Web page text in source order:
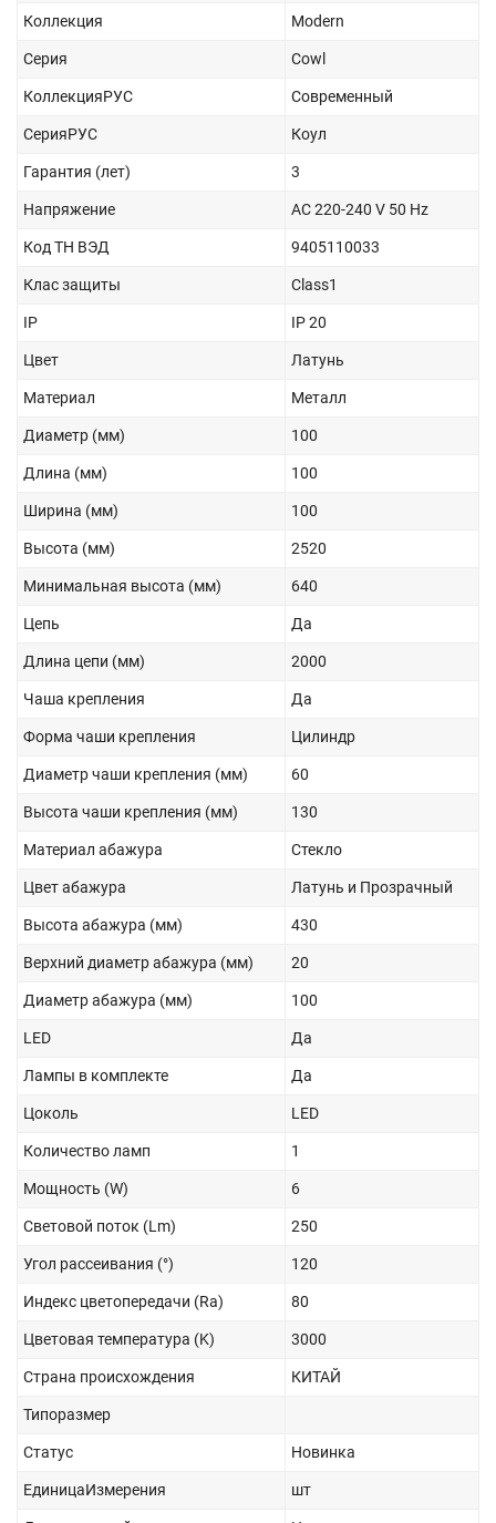
Коллекция Modern
Серия Cowl
КоллекцияРУС Современный
СерияРУС Коул
Гарантия (лет) 3
Напряжение AC 220-240 V 50 Hz
Код ТН ВЭД 9405110033
Клас защиты Class1
IP IP 20
Цвет Латунь
Материал Металл
Диаметр (мм) 100
Длина (мм) 100
Ширина (мм) 100
Высота (мм) 2520
Минимальная высота (мм) 640
Цепь Да
Длина цепи (мм) 2000
Чаша крепления Да
Форма чаши крепления Цилиндр
Диаметр чаши крепления (мм) 60
Высота чаши крепления (мм) 130
Материал абажура Стекло
Цвет абажура Латунь и Прозрачный
Высота абажура (мм) 430
Верхний диаметр абажура (мм) 20
Диаметр абажура (мм) 100
LED Да
Лампы в комплекте Да
Цоколь LED
Количество ламп 1
Мощность (W) 6
Световой поток (Lm) 250
Угол рассеивания (°) 120
Индекс цветопередачи (Ra) 80
Цветовая температура (K) 3000
Страна происхождения КИТАЙ
Типоразмер
Статус Новинка
ЕдиницаИзмерения шт